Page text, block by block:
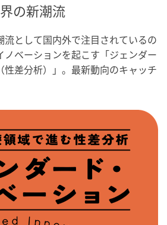
の新潮流
として国内外で注目されているの
ノベーションを起こす「ジェンダー
性差分析）」。最新動向のキャッチ